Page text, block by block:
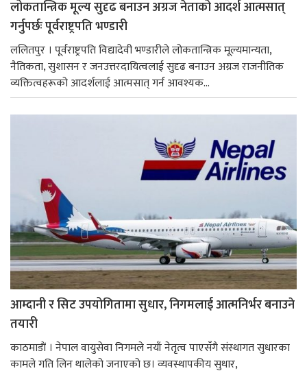
लोकतान्त्रिक मूल्य सुदृढ बनाउन अग्रज नेताको आदर्श आत्मसात्
गर्नुपर्छः पूर्वराष्ट्रपति भण्डारी
ललितपुर । पूर्वराष्ट्रपति विद्यादेवी भण्डारीले लोकतान्त्रिक मूल्यमान्यता,
नैतिकता, सुशासन र जनउत्तरदायित्वलाई सुदृढ बनाउन अग्रज राजनीतिक
व्यक्तित्वहरूको आदर्शलाई आत्मसात् गर्न आवश्यक...
आम्दानी र सिट उपयोगितामा सुधार, निगमलाई आत्मनिर्भर बनाउने
तयारी
काठमाडाैं । नेपाल वायुसेवा निगमले नयाँ नेतृत्व पाएसँगै संस्थागत सुधारका
कामले गति लिन थालेको जनाएको छ। व्यवस्थापकीय सुधार,